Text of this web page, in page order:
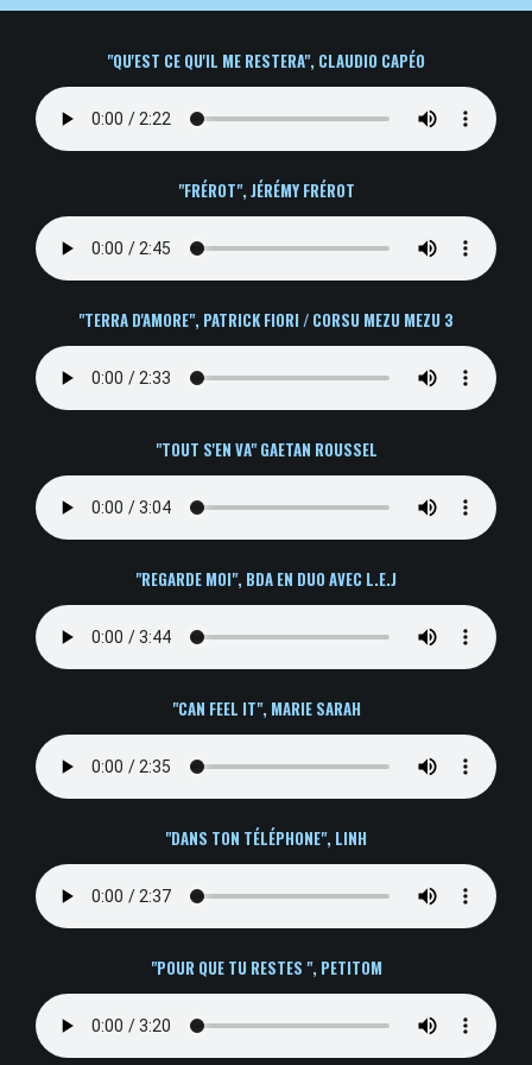
"QU'EST CE QU'IL ME RESTERA", CLAUDIO CAPÉO
"FRÉROT", JÉRÉMY FRÉROT
"TERRA D'AMORE", PATRICK FIORI / CORSU MEZU MEZU 3
"TOUT S'EN VA" GAETAN ROUSSEL
"REGARDE MOI", BDA EN DUO AVEC L.E.J
"CAN FEEL IT", MARIE SARAH
"DANS TON TÉLÉPHONE", LINH
"POUR QUE TU RESTES ", PETITOM